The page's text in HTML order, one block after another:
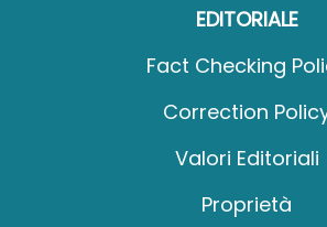
EDITORIALE
Fact Checking
Correction
Valori Editoriali
Proprietà